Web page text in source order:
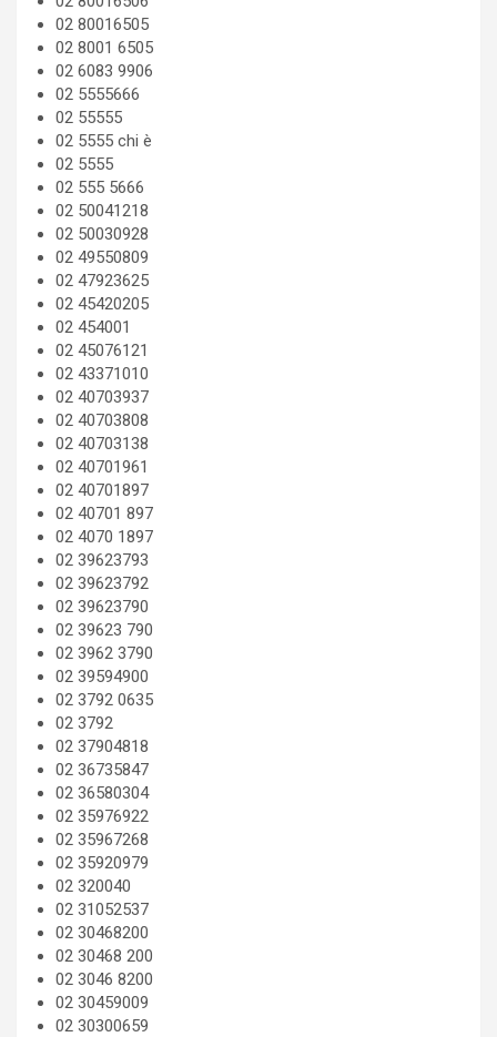
02 80016505
02 8001 6505
02 6083 9906
02 5555666
02 55555
02 5555 chi è
02 5555
02 555 5666
02 50041218
02 50030928
02 49550809
02 47923625
02 45420205
02 454001
02 45076121
02 43371010
02 40703937
02 40703808
02 40703138
02 40701961
02 40701897
02 40701 897
02 4070 1897
02 39623793
02 39623792
02 39623790
02 39623 790
02 3962 3790
02 39594900
02 3792 0635
02 3792
02 37904818
02 36735847
02 36580304
02 35976922
02 35967268
02 35920979
02 320040
02 31052537
02 30468200
02 30468 200
02 3046 8200
02 30459009
02 30300659